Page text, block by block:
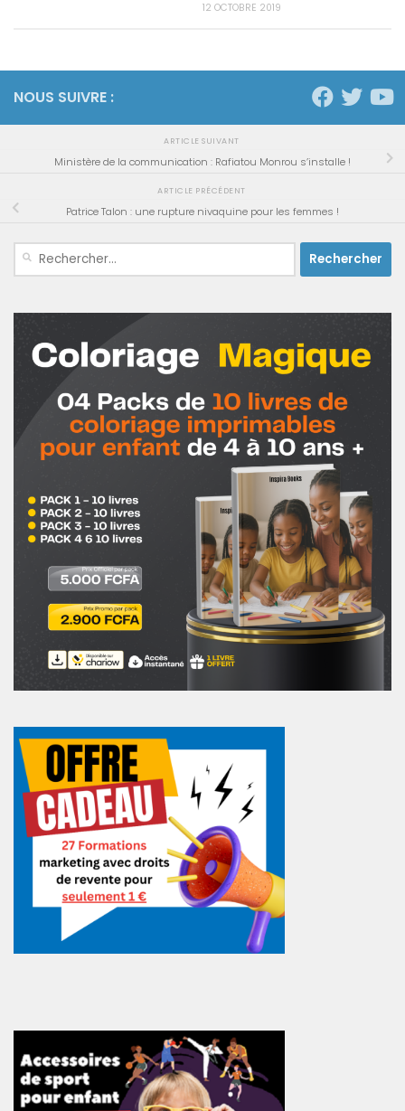
12 OCTOBRE 2019
NOUS SUIVRE :
ARTICLE SUIVANT
Ministère de la communication : Rafiatou Monrou s’installe !
ARTICLE PRÉCÉDENT
Patrice Talon : une rupture nivaquine pour les femmes !
Rechercher :